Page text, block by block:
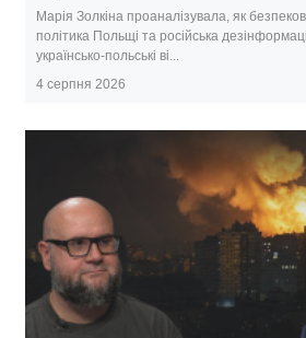
Марія Золкіна проаналізувала, як
політика Польщі та російська
українсько-польські ві...
4 серпня 2026